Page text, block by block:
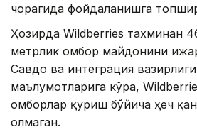
чорагида фойдаланишга
Ҳозирда Wildberries тахминан
метрлик омбор майдонини
Савдо ва интеграция
маълумотларига кўра,
омборлар қуриш бўйича ҳеч
олмаган.